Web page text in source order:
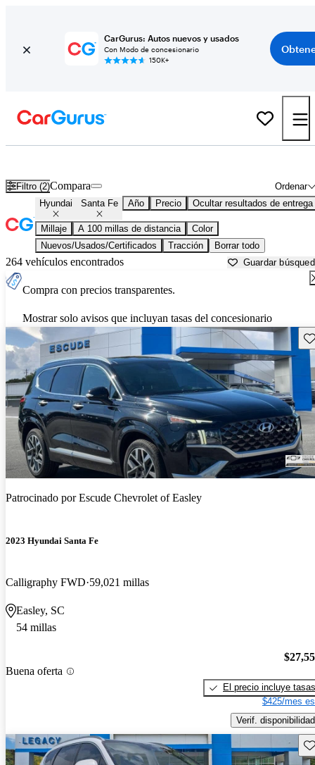
CarGurus: Autos nuevos y usados
Con Modo de concesionario
150K+
Filtro (2) Ordenar
Compara
Hyundai Santa Fe Año Precio Ocultar resultados de entrega
Millaje A 100 millas de distancia
Color
Nuevos/Usados/Certificados
Tracción Borrar todo
264 vehículos encontrados Guardar
Compra con precios transparentes.
Mostrar solo avisos que incluyan tasas del concesionario
Patrocinado porEscude Chevrolet of Easley
2023 Hyundai Santa Fe
Calligraphy FWD 59,021 millas
Easley, SC
54 millas
Buena oferta
El precio incluye tasas
$425/mes
Verif. disponibilidad